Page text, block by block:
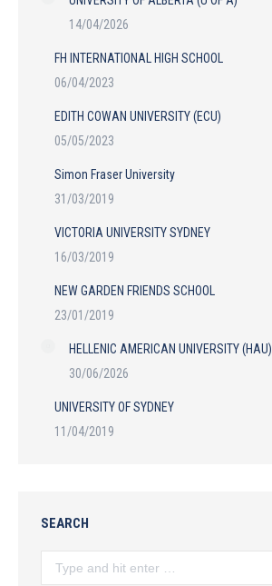
14/04/2026
FH INTERNATIONAL HIGH SCHOOL
06/04/2023
EDITH COWAN UNIVERSITY (ECU)
05/05/2023
Simon Fraser University
31/03/2019
VICTORIA UNIVERSITY SYDNEY
16/03/2019
NEW GARDEN FRIENDS SCHOOL
23/01/2019
HELLENIC AMERICAN UNIVERSITY (HAU)
30/06/2026
UNIVERSITY OF SYDNEY
11/04/2019
SEARCH